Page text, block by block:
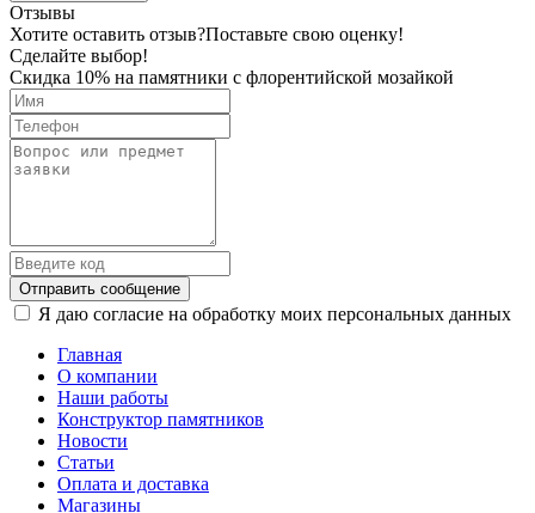
Отзывы
Хотите оставить отзыв?Поставьте свою оценку!
Сделайте выбор!
Скидка 10% на памятники с флорентийской мозайкой
Отправить сообщение
Я даю согласие на обработку моих персональных данных
Главная
О компании
Наши работы
Конструктор памятников
Новости
Статьи
Оплата и доставка
Магазины